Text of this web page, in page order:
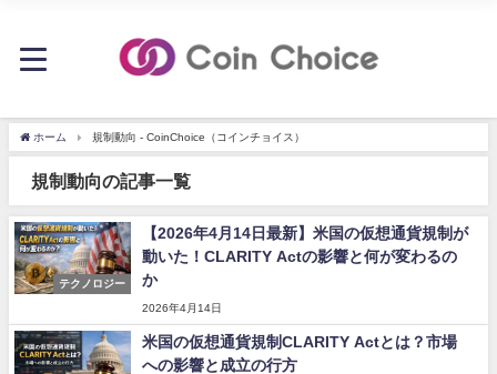
ホーム 規制動向 - CoinChoice（コインチョイス）
規制動向の記事一覧
テクノロジー
【2026年4月14日最新】米国の仮想通貨規制が
動いた！CLARITY Actの影響と何が変わるの
か
2026年4月14日
米国の仮想通貨規制CLARITY Actとは？市場
への影響と成立の行方